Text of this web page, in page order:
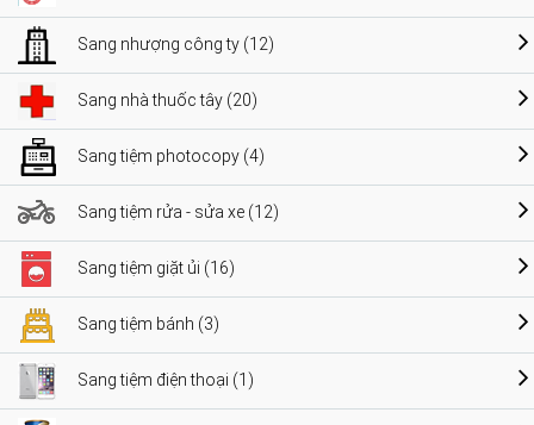
Sang nhượng công ty (12)
Sang nhà thuốc tây (20)
Sang tiệm photocopy (4)
Sang tiệm rửa - sửa xe (12)
Sang tiệm giặt ủi (16)
Sang tiệm bánh (3)
Sang tiệm điện thoại (1)